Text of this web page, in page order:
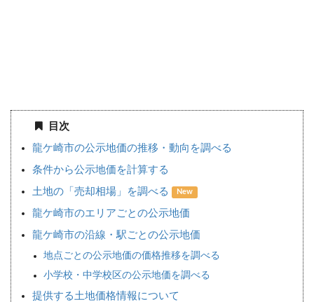
目次
龍ケ崎市の公示地価の推移・動向を調べる
条件から公示地価を計算する
土地の「売却相場」を調べる New
龍ケ崎市のエリアごとの公示地価
龍ケ崎市の沿線・駅ごとの公示地価
地点ごとの公示地価の価格推移を調べる
小学校・中学校区の公示地価を調べる
提供する土地価格情報について